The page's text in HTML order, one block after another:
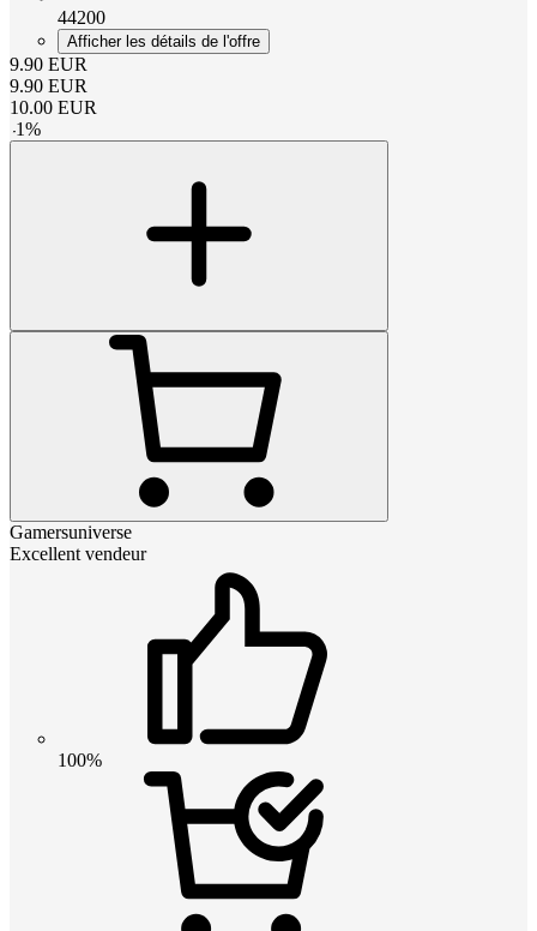
44200
Afficher les détails de l'offre
9.90 EUR
9.90 EUR
10.00 EUR
-1%
Gamersuniverse
Excellent vendeur
100%